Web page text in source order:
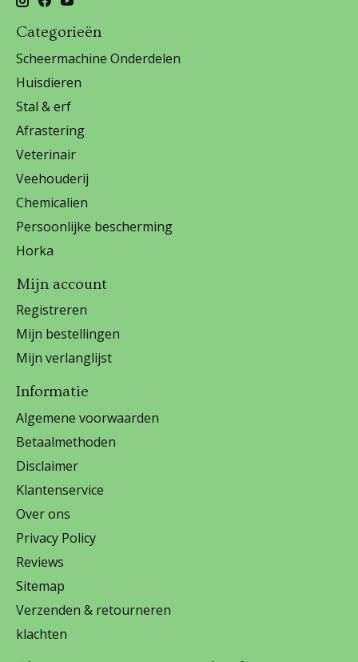
Categorieën
Scheermachine Onderdelen
Huisdieren
Stal & erf
Afrastering
Veterinair
Veehouderij
Chemicalien
Persoonlijke bescherming
Horka
Mijn account
Registreren
Mijn bestellingen
Mijn verlanglijst
Informatie
Algemene voorwaarden
Betaalmethoden
Disclaimer
Klantenservice
Over ons
Privacy Policy
Reviews
Sitemap
Verzenden & retourneren
klachten